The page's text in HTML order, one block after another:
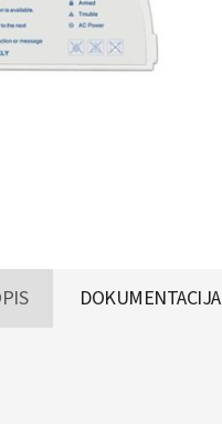
DOKUMENTACIJA